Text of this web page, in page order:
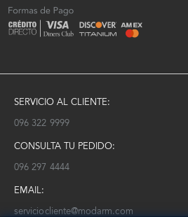
SERVICIO AL CLIENTE:
096 322 9999
CONSULTA TU PEDIDO:
096 297 4444
EMAIL:
serviciocliente@modarm.com